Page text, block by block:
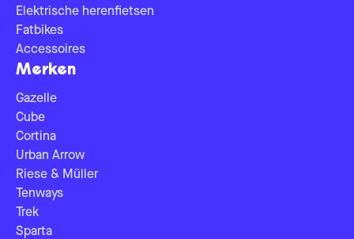
Elektrische herenfietsen
Fatbikes
Accessoires
Merken
Gazelle
Cube
Cortina
Urban Arrow
Riese & Müller
Tenways
Trek
Sparta